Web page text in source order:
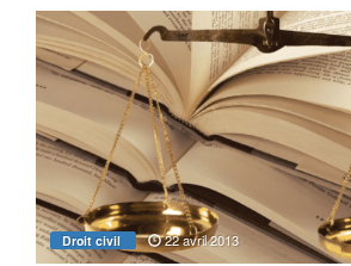
Droit civil 22 avril 2013